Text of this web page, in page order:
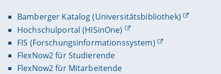
Bamberger Katalog (Universitätsbibliothek)
Hochschulportal (HISinOne)
FIS (Forschungsinformationssystem)
FlexNow2 für Studierende
FlexNow2 für Mitarbeitende